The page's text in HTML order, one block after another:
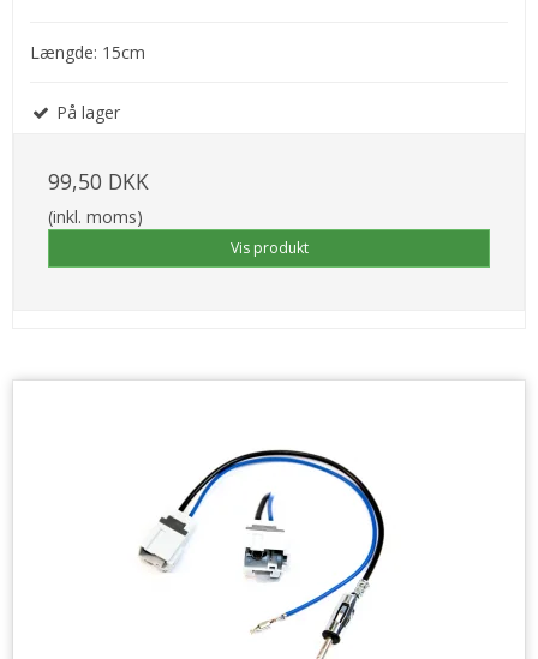
Længde: 15cm
På lager
99,50 DKK
(inkl. moms)
Vis produkt